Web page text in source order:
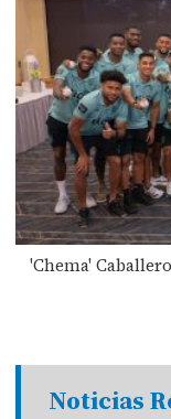
'Chema'
Noticias